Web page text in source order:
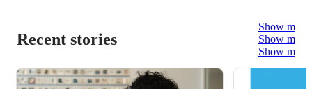
Recent stories
Show more
Show more
Show more